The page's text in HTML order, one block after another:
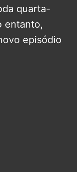
quarta-
entanto,
episódio